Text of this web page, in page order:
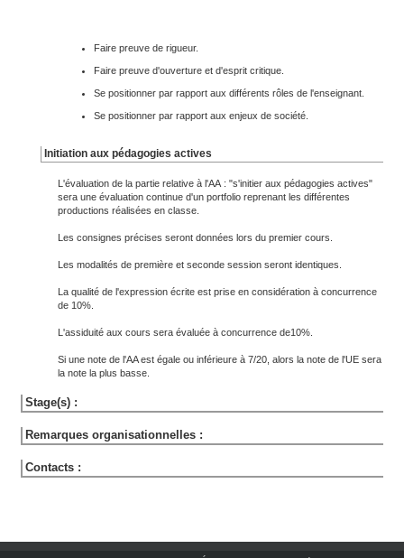
Faire preuve de rigueur.
Faire preuve d'ouverture et d'esprit critique.
Se positionner par rapport aux différents rôles de l'enseignant.
Se positionner par rapport aux enjeux de société.
Initiation aux pédagogies actives
L'évaluation de la partie relative à l'AA : "s'initier aux pédagogies actives"
sera une évaluation continue d'un portfolio reprenant les différentes
productions réalisées en classe.
Les consignes précises seront données lors du premier cours.
Les modalités de première et seconde session seront identiques.
La qualité de l'expression écrite est prise en considération à concurrence
de 10%.
L'assiduité aux cours sera évaluée à concurrence de10%.
Si une note de l'AA est égale ou inférieure à 7/20, alors la note de l'UE sera
la note la plus basse.
Stage(s) :
Remarques organisationnelles :
Contacts :